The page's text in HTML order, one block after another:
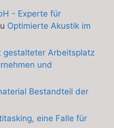
- Experte für
Optimierte Akustik im
gestalteter Arbeitsplatz
und
Bestandteil der
eine Falle für